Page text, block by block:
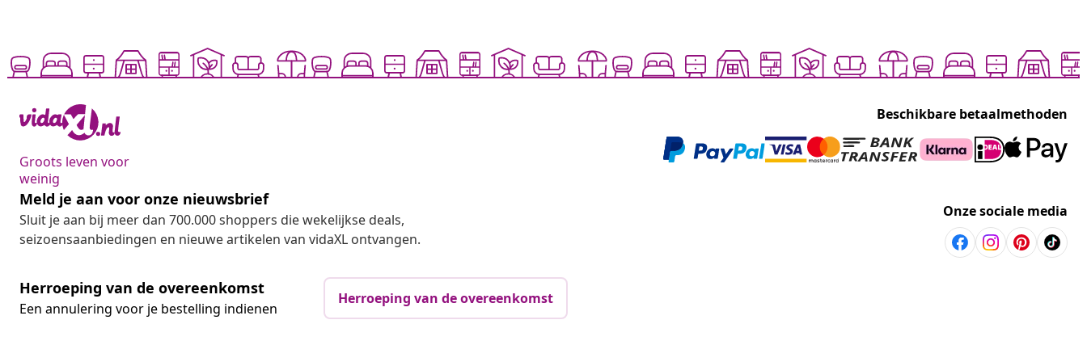
Groots leven voor
weinig
Beschikbare betaalmethoden
Meld je aan voor onze nieuwsbrief
Sluit je aan bij meer dan 700.000 shoppers die wekelijkse deals,
seizoensaanbiedingen en nieuwe artikelen van vidaXL ontvangen.
Onze sociale media
Herroeping van de overeenkomst
Een annulering voor je bestelling indienen
Herroeping van de overeenkomst